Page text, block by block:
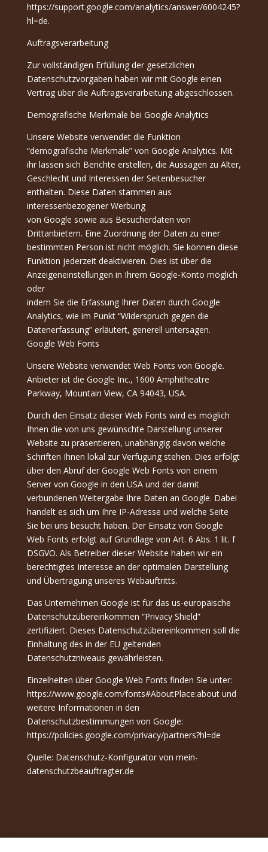
https://support.google.com/analytics/answer/6004245?
hl=de.
Auftragsverarbeitung
Zur vollständigen Erfüllung der gesetzlichen
Datenschutzvorgaben haben wir mit Google einen
Vertrag über die Auftragsverarbeitung abgeschlossen.
Demografische Merkmale bei Google Analytics
Unsere Website verwendet die Funktion
“demografische Merkmale” von Google Analytics. Mit
ihr lassen sich Berichte erstellen, die Aussagen zu Alter,
Geschlecht und Interessen der Seitenbesucher
enthalten. Diese Daten stammen aus
interessenbezogener Werbung
von Google sowie aus Besucherdaten von
Drittanbietern. Eine Zuordnung der Daten zu einer
bestimmten Person ist nicht möglich. Sie können diese
Funktion jederzeit deaktivieren. Dies ist über die
Anzeigeneinstellungen in Ihrem Google-Konto möglich
oder
indem Sie die Erfassung Ihrer Daten durch Google
Analytics, wie im Punkt “Widerspruch gegen die
Datenerfassung” erläutert, generell untersagen.
Google Web Fonts
Unsere Website verwendet Web Fonts von Google.
Anbieter ist die Google Inc., 1600 Amphitheatre
Parkway, Mountain View, CA 94043, USA.
Durch den Einsatz dieser Web Fonts wird es möglich
Ihnen die von uns gewünschte Darstellung unserer
Website zu präsentieren, unabhängig davon welche
Schriften Ihnen lokal zur Verfügung stehen. Dies erfolgt
über den Abruf der Google Web Fonts von einem
Server von Google in den USA und der damit
verbundenen Weitergabe Ihre Daten an Google. Dabei
handelt es sich um Ihre IP-Adresse und welche Seite
Sie bei uns besucht haben. Der Einsatz von Google
Web Fonts erfolgt auf Grundlage von Art. 6 Abs. 1 lit. f
DSGVO. Als Betreiber dieser Website haben wir ein
berechtigtes Interesse an der optimalen Darstellung
und Übertragung unseres Webauftritts.
Das Unternehmen Google ist für das us-europäische
Datenschutzübereinkommen “Privacy Shield”
zertifiziert. Dieses Datenschutzübereinkommen soll die
Einhaltung des in der EU geltenden
Datenschutzniveaus gewährleisten.
Einzelheiten über Google Web Fonts finden Sie unter:
https://www.google.com/fonts#AboutPlace:about und
weitere Informationen in den
Datenschutzbestimmungen von Google:
https://policies.google.com/privacy/partners?hl=de
Quelle: Datenschutz-Konfigurator von mein-
datenschutzbeauftragter.de